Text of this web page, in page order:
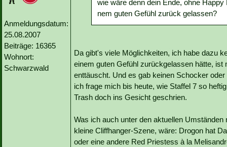
Anmeldungsdatum:
25.08.2007
Beiträge: 16365
Wohnort:
Schwarzwald
wie wäre denn dein Ende, ohne
nem guten Gefühl zurück gelassen?
Da gibt's viele Möglichkeiten, ich habe dazu
einem guten Gefühl zurückgelassen hätte, ist
enttäuscht. Und es gab keinen Schocker
ich frage mich bis heute, wie Staffel 7 so
Trash doch ins Gesicht geschrien.
Was ich auch unter den aktuellen
kleine Cliffhanger-Szene, wäre: Drogon hat
oder eine andere Red Priestess à la